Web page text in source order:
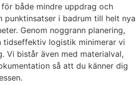
både mindre uppdrag och
punktinsatser i badrum till helt nya
Genom noggrann planering,
tidseffektiv logistik minimerar vi
Vi bistår även med materialval,
så att du känner dig